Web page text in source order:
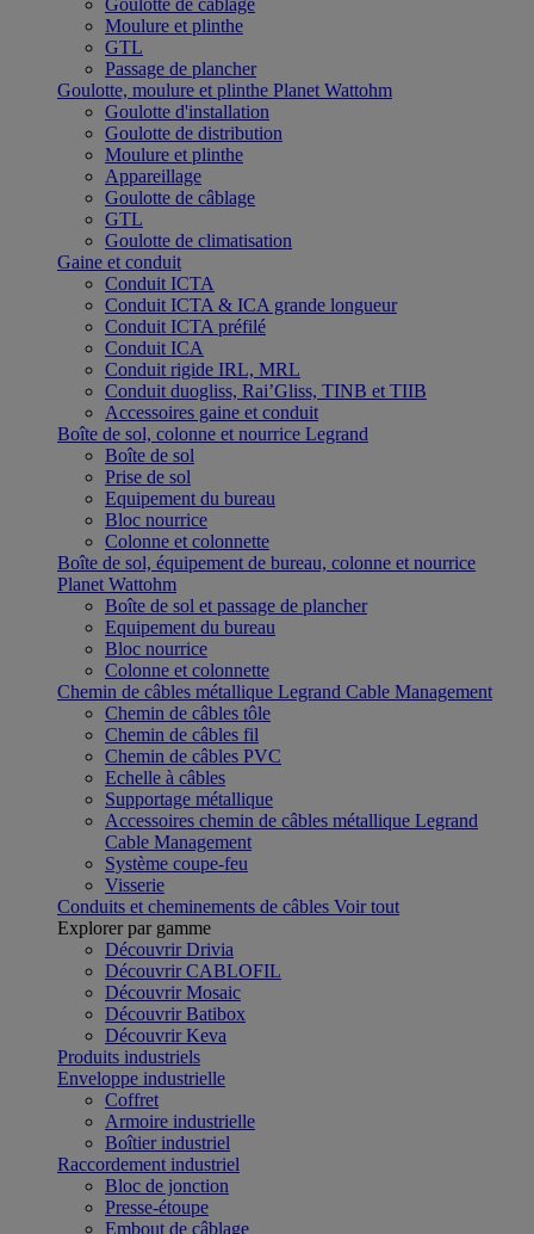
Goulotte de câblage
Moulure et plinthe
GTL
Passage de plancher
Goulotte, moulure et plinthe Planet Wattohm
Goulotte d'installation
Goulotte de distribution
Moulure et plinthe
Appareillage
Goulotte de câblage
GTL
Goulotte de climatisation
Gaine et conduit
Conduit ICTA
Conduit ICTA & ICA grande longueur
Conduit ICTA préfilé
Conduit ICA
Conduit rigide IRL, MRL
Conduit duogliss, Rai’Gliss, TINB et TIIB
Accessoires gaine et conduit
Boîte de sol, colonne et nourrice Legrand
Boîte de sol
Prise de sol
Equipement du bureau
Bloc nourrice
Colonne et colonnette
Boîte de sol, équipement de bureau, colonne et nourrice
Planet Wattohm
Boîte de sol et passage de plancher
Equipement du bureau
Bloc nourrice
Colonne et colonnette
Chemin de câbles métallique Legrand Cable Management
Chemin de câbles tôle
Chemin de câbles fil
Chemin de câbles PVC
Echelle à câbles
Supportage métallique
Accessoires chemin de câbles métallique Legrand
Cable Management
Système coupe-feu
Visserie
Conduits et cheminements de câbles Voir tout
Explorer par gamme
Découvrir Drivia
Découvrir CABLOFIL
Découvrir Mosaic
Découvrir Batibox
Découvrir Keva
Produits industriels
Enveloppe industrielle
Coffret
Armoire industrielle
Boîtier industriel
Raccordement industriel
Bloc de jonction
Presse-étoupe
Embout de câblage